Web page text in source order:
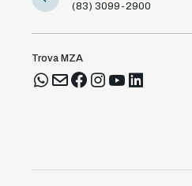
(83) 3099-2900
Trova MZA